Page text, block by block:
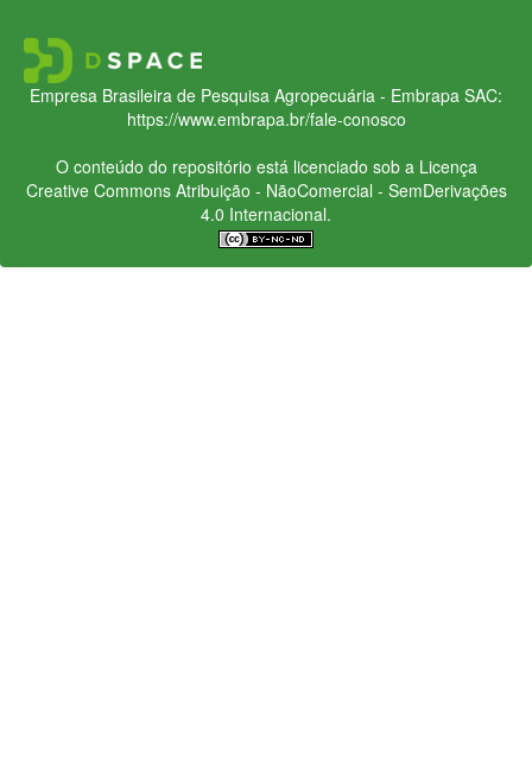
Empresa Brasileira de Pesquisa Agropecuária - Embrapa SAC:
https://www.embrapa.br/fale-conosco
O conteúdo do repositório está licenciado sob a Licença
Creative CommonsAtribuição - NãoComercial - SemDerivações
4.0 Internacional.